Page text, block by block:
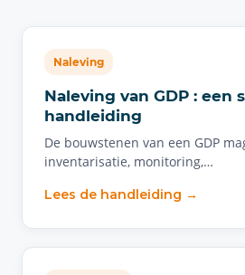
Naleving
Naleving van GDP : een
handleiding
De bouwstenen van een GDP
inventarisatie, monitoring,…
Lees de handleiding →